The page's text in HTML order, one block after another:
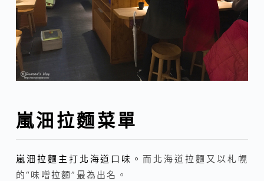
嵐沺拉麵菜單
嵐沺拉麵主打北海道口味。而北海道拉麵又以札幌
的“味噌拉麵”最為出名。